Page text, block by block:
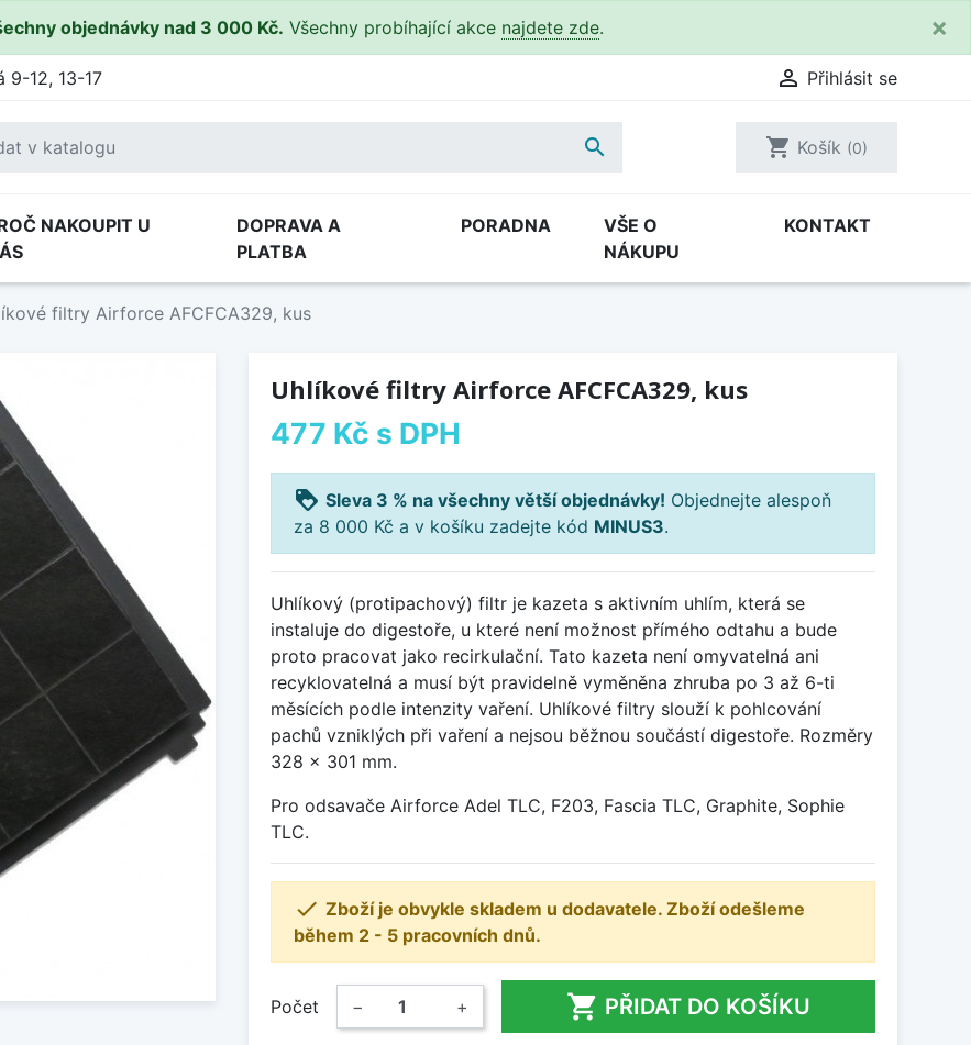
objednávky nad 3 000 Kč. Všechny probíhající akce najdete zde. ×
9-12, 13-17  Přihlásit se
 shopping_cart Košík (0)
NAKOUPIT U
DOPRAVA A
PLATBA
PORADNA
VŠE O
NÁKUPU
KONTAKT
filtry Airforce AFCFCA329, kus
Uhlíkové filtry Airforce AFCFCA329, kus
477 Kč s DPH
loyalty Sleva 3 % na všechny větší objednávky! Objednejte alespoň
za 8 000 Kč a v košíku zadejte kód MINUS3.
Uhlíkový (protipachový) filtr je kazeta s aktivním uhlím, která se
instaluje do digestoře, u které není možnost přímého odtahu a bude
proto pracovat jako recirkulační. Tato kazeta není omyvatelná ani
recyklovatelná a musí být pravidelně vyměněna zhruba po 3 až 6-ti
měsících podle intenzity vaření. Uhlíkové filtry slouží k pohlcování
pachů vzniklých při vaření a nejsou běžnou součástí digestoře. Rozměry
328 x 301 mm.
Pro odsavače Airforce Adel TLC, F203, Fascia TLC, Graphite, Sophie
TLC.
 Zboží je obvykle skladem u dodavatele. Zboží odešleme
během 2 - 5 pracovních dnů.
Počet − +  PŘIDAT DO KOŠÍKU